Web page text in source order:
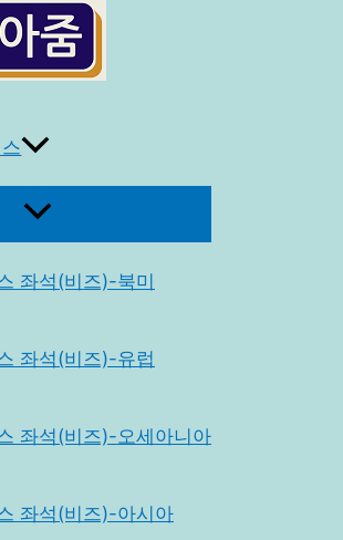
메
토
좌석(비즈)-북미
좌석(비즈)-유럽
좌석(비즈)-오세아니아
좌석(비즈)-아시아